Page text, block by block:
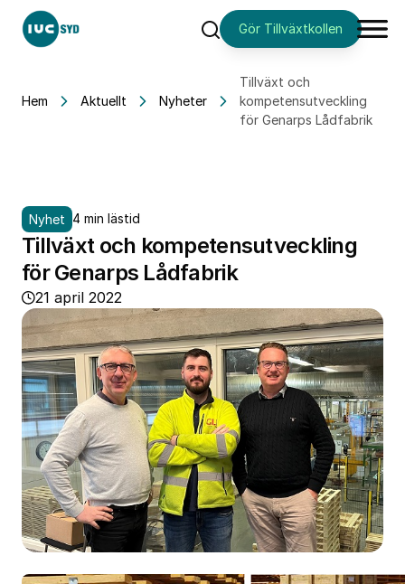
SökGör Tillväxtkollen
Hem Aktuellt Nyheter
Tillväxt och
kompetensutveckling
för Genarps Lådfabrik
Nyhet 4 min lästid
Tillväxt och kompetensutveckling
för Genarps Lådfabrik
21 april 2022